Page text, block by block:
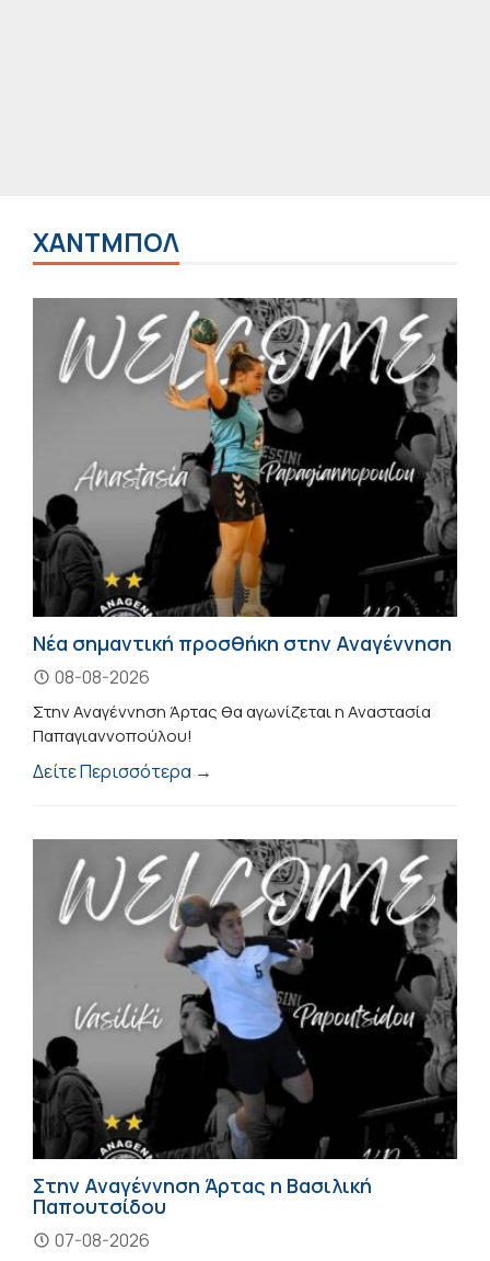
ΧΑΝΤΜΠΟΛ
Νέα σημαντική προσθήκη στην Αναγέννηση
08-08-2026
Στην Αναγέννηση Άρτας θα αγωνίζεται η Αναστασία
Παπαγιαννοπούλου!
Δείτε Περισσότερα →
Στην Αναγέννηση Άρτας η Βασιλική
Παπουτσίδου
07-08-2026